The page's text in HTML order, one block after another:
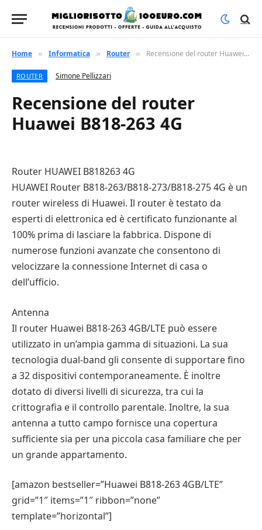
Home » Informatica » Router » Recensione del router Huawei B818-263 4G
ROUTER Simone Pellizzari
Recensione del router
Huawei B818-263 4G
Router HUAWEI B818263 4G
HUAWEI Router B818-263/B818-273/B818-275 4G è un
router wireless di Huawei. Il router è testato da
esperti di elettronica ed è certificato funzionante al
100% prima di lasciare la fabbrica. Dispone di
numerose funzioni avanzate che consentono di
velocizzare la connessione Internet di casa o
dell’ufficio.
Antenna
Il router Huawei B818-263 4GB/LTE può essere
utilizzato in un’ampia gamma di situazioni. La sua
tecnologia dual-band gli consente di supportare fino
a 32 dispositivi contemporaneamente. È inoltre
dotato di diversi livelli di sicurezza, tra cui la
crittografia e il controllo parentale. Inoltre, la sua
antenna a tutto campo fornisce una copertura
sufficiente sia per una piccola casa familiare che per
un grande appartamento.
[amazon bestseller=”Huawei B818-263 4GB/LTE”
grid=”1″ items=”1″ ribbon=”none”
template=”horizontal”]